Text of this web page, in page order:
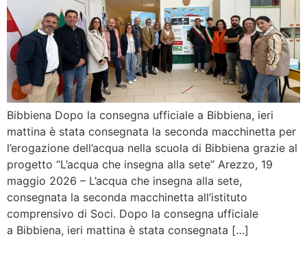
Bibbiena Dopo la consegna ufficiale a Bibbiena, ieri
mattina è stata consegnata la seconda macchinetta per
l’erogazione dell’acqua nella scuola di Bibbiena grazie al
progetto “L’acqua che insegna alla sete” Arezzo, 19
maggio 2026 – L’acqua che insegna alla sete,
consegnata la seconda macchinetta all’istituto
comprensivo di Soci. Dopo la consegna ufficiale
a Bibbiena, ieri mattina è stata consegnata […]